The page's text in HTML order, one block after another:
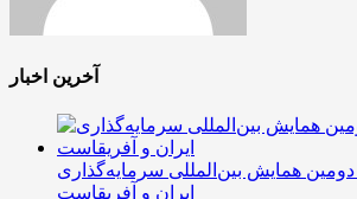
آخرین اخبار
دومین همایش بین‌المللی سرمایه‌گذاری
ایران و آفریقاست